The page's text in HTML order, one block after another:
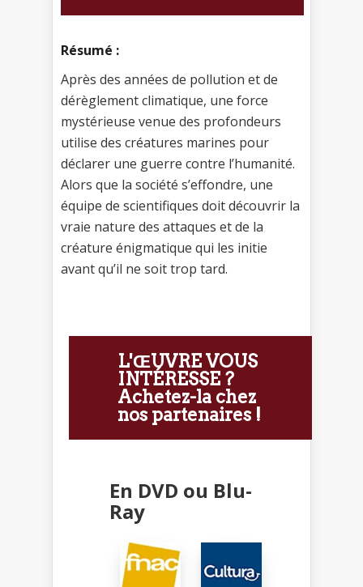
Résumé :
Après des années de pollution et de
dérèglement climatique, une force
mystérieuse venue des profondeurs
utilise des créatures marines pour
déclarer une guerre contre l’humanité.
Alors que la société s’effondre, une
équipe de scientifiques doit découvrir la
vraie nature des attaques et de la
créature énigmatique qui les initie
avant qu’il ne soit trop tard.
L'ŒUVRE VOUS
INTÉRESSE ?
Achetez-la chez
nos partenaires !
En DVD ou Blu-
Ray